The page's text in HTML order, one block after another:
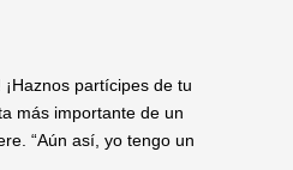
partícipes de tu
más importante de un
“Aún así, yo tengo un